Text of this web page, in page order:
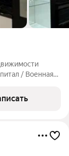
/ Военная
ремонтом